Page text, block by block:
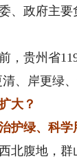
、政府主
贵州省119
、岸更绿、
大？
绿、科学
腹地，群